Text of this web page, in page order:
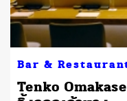
Bar &
Tenko